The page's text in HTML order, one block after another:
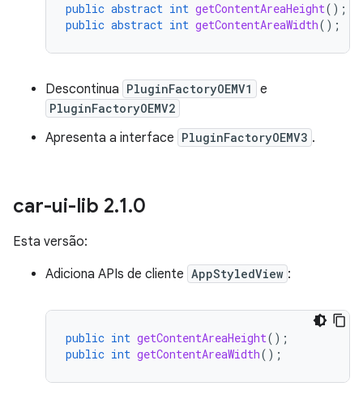
public abstract int getContentAreaHeight();
public abstract int getContentAreaWidth();
Descontinua PluginFactoryOEMV1 e
PluginFactoryOEMV2
Apresenta a interface PluginFactoryOEMV3 .
car-ui-lib 2.1.0
Esta versão:
Adiciona APIs de cliente AppStyledView :
public int getContentAreaHeight();
public int getContentAreaWidth();